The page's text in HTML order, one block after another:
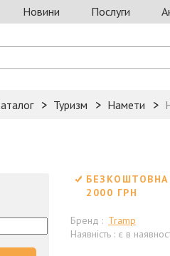
Новини Послуги
Туризм Намети
БЕЗКОШТОВНА
2000 ГРН
Бренд : Tramp
Наявність : є в